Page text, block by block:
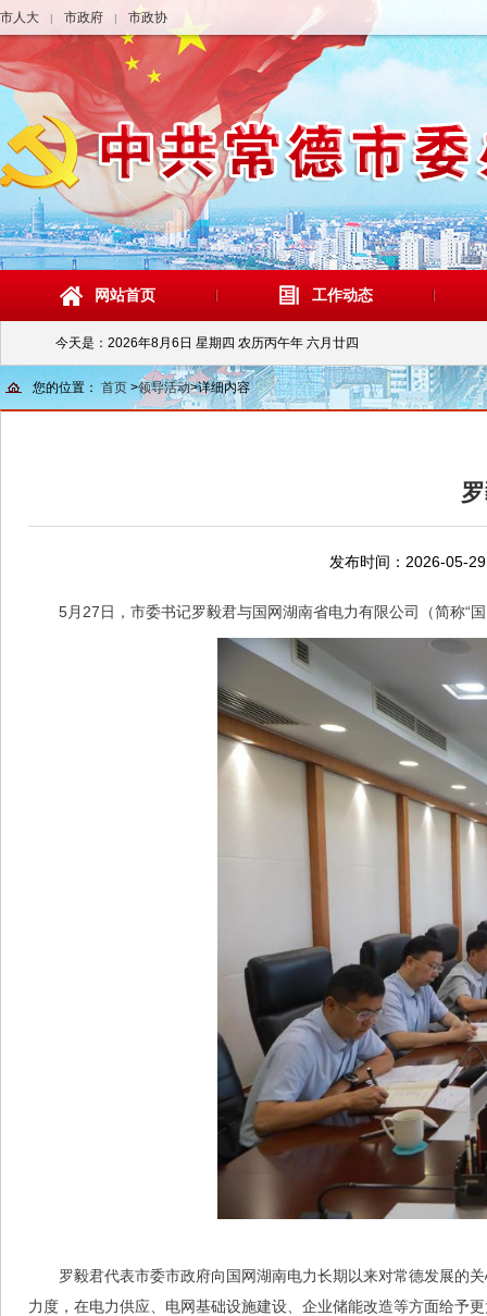
市人大 | 市政府 | 市政协
网站首页 工作动态
今天是： 2026年8月6日 星期四 农历丙午年 六月廿四
您的位置： 首页 >领导活动>详细内容
发布时间：2026-05-29
5月27日，市委书记罗毅君与国网湖南省电力有限公司（简称“
罗毅君代表市委市政府向国网湖南电力长期以来对常德发展的
力度，在电力供应、电网基础设施建设、企业储能改造等方面给予